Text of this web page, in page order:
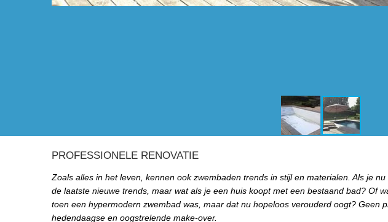
PROFESSIONELE RENOVATIE
Zoals alles in het leven, kennen ook zwembaden trends in stijl en materialen. Als je
de laatste nieuwe trends, maar wat als je een huis koopt met een bestaand bad? Of
toen een hypermodern zwembad was, maar dat nu hopeloos verouderd oogt? Geen
hedendaagse en oogstrelende make-over.